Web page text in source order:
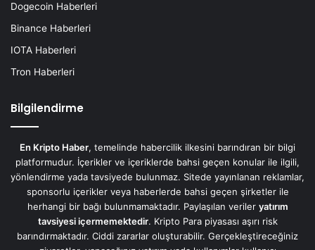
Dogecoin Haberleri
Binance Haberleri
IOTA Haberleri
Tron Haberleri
Bilgilendirme
En Kripto Haber, temelinde habercilik ilkesini barındıran bir bilgi
platformudur. İçerikler ve içeriklerde bahsi geçen konular ile ilgili,
yönlendirme yada tavsiyede bulunmaz. Sitede yayınlanan reklamlar,
sponsorlu içerikler veya haberlerde bahsi geçen şirketler ile
herhangi bir bağı bulunmamaktadır. Paylaşılan veriler yatırım
tavsiyesi içermemektedir. Kripto Para piyasası aşırı risk
barındırmaktadır. Ciddi zararlar oluşturabilir. Gerçekleştireceğiniz